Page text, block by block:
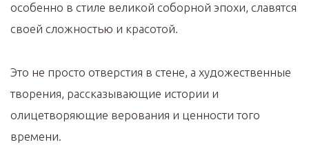
особенно в стиле великой соборной эпохи, славятся
своей сложностью и красотой.
Это не просто отверстия в стене, а художественные
творения, рассказывающие истории и
олицетворяющие верования и ценности того
времени.